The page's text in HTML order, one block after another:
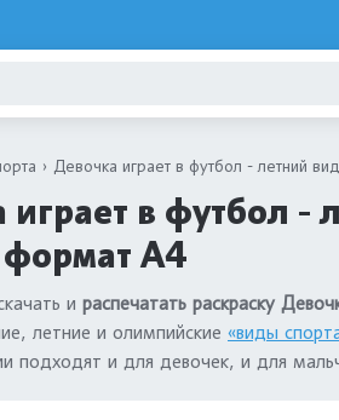
Девочка играет в футбол - летний
играет в футбол -
формат А4
и распечатать раскраску
летние и олимпийские «виды
подходят и для девочек, и для